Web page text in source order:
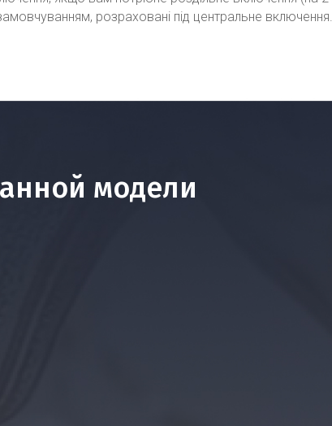
замовчуванням, розраховані під центральне
модели